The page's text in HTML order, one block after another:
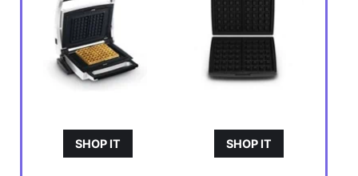
SHOP IT SHOP IT